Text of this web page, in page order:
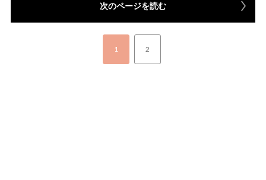
次のページを読む
1 2